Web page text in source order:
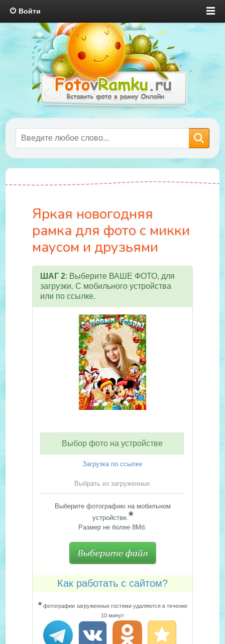
Войти
Яркая новогодняя
рамка для фото с микки
маусом и друзьями
ШАГ 2: Выберите ВАШЕ ФОТО, для
загрузки. С мобильного устройства
или по ссылке.
Выбор фото на устройстве
Загрузка по ссылке
Выбрать из загруженных
Выберите фотографию на мобильном
устройстве.*
Размер не более 8Мб:
Как работать с сайтом?
*фотографии загруженные гостями удаляются в течение
10 минут